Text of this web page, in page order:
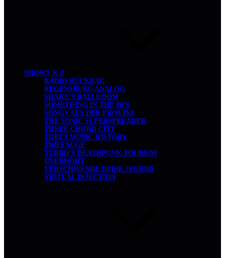
SHOWS R-Z
RADIO RÜCKBAU
REGENSBURG ANALOG
SHAKE’S BALLROOM
SOMETHING IN THE 80’S
SONGS AUS DER PROVINZ
THE SONIC SUPERSPREADER
THREE CHORD CITY
TOBI’S MUSIC HISTORY
TRIEFAUGE
TURBO’S DEATHPUNK TOURISM
UNERHÖRT
VERSCHWENDE DEINE JUGEND
VIRTUAL INJECTION